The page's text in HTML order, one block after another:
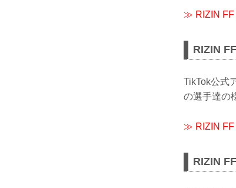
≫ RIZIN FF
RIZIN
TikTok公式
の選手達の
≫ RIZIN FF
RIZIN